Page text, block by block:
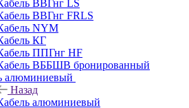
ВВГнг LS
ВВГнг FRLS
NYM
КГ
ППГнг HF
ВББШВ бронированный
алюминиевый
Назад
алюминиевый